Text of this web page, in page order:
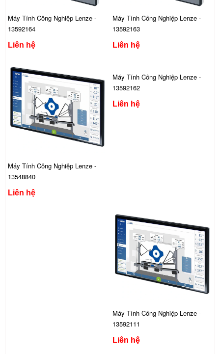
Máy Tính Công Nghiệp Lenze -
13592164
Liên hệ
Máy Tính Công Nghiệp Lenze -
13592163
Liên hệ
Máy Tính Công Nghiệp Lenze -
13548840
Liên hệ
Máy Tính Công Nghiệp Lenze -
13592162
Liên hệ
Máy Tính Công Nghiệp Lenze -
13592111
Liên hệ